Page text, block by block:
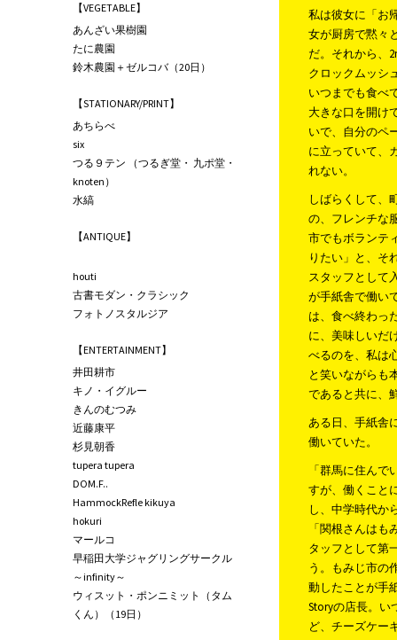
私は彼女に「お
女が厨房で黙々
だ。それから、
クロックムッシ
いつまでも食べ
大きな口を開け
いで、自分のペ
に立っていて、
れない。
しばらくして、
の、フレンチな
市でもボランテ
りたい」と、そ
スタッフとして
が手紙舎で働い
は、食べ終わっ
に、美味しいだ
べるのを、私は
と笑いながらも
であると共に、
ある日、手紙舎
働いていた。
「群馬に住ん
すが、働くこと
し、中学時代か
「関根さんは
タッフとして第
う。もみじ市の
動したことが手
Storyの店長。い
ど、チーズケー
【VEGETABLE】
あんざい果樹園
たに農園
鈴木農園＋ゼルコバ（20日）
【STATIONARY/PRINT】
あちらべ
six
つる９テン （つるぎ堂・ 九ポ堂・
knoten）
水縞
【ANTIQUE】
houti
古書モダン・クラシック
フォトノスタルジア
【ENTERTAINMENT】
井田耕市
キノ・イグルー
きんのむつみ
近藤康平
杉見朝香
tupera tupera
DOM.F..
HammockRefle kikuya
hokuri
マールコ
早稲田大学ジャグリングサークル
～infinity～
ウィスット・ポンニミット（タム
くん）（19日）